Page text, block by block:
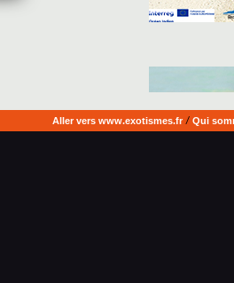
Aller vers www.exotismes.fr/ Qui